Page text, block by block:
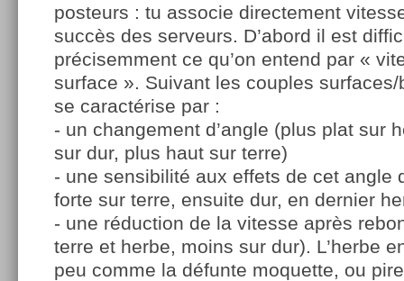
posteurs : tu associe directement
succès des serveurs. D’abord il est
précisemment ce qu’on entend par «
surface ». Suivant les couples
se caractérise par :
- un changement d’angle (plus plat sur
sur dur, plus haut sur terre)
- une sensibilité aux effets de cet angle
forte sur terre, ensuite dur, en dernier
- une réduction de la vitesse après
terre et herbe, moins sur dur). L’herbe
peu comme la défunte moquette, ou